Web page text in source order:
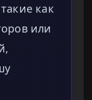
как
или